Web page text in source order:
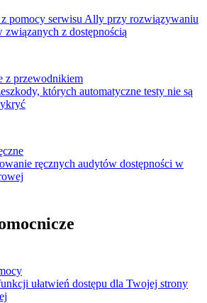
z pomocy serwisu Ally przy rozwiązywaniu
związanych z dostępnością
z przewodnikiem
których automatyczne testy nie są
ręcznych audytów dostępności w
ułatwień dostępu dla Twojej strony